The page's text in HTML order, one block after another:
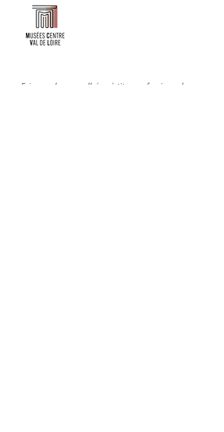
Faire un don ou adhérer à titre professionnel